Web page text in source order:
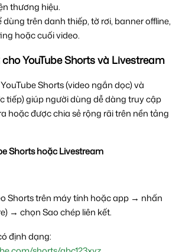
thương hiệu.
dùng trên danh thiếp, tờ rơi, banner offline,
hoặc cuối video.
YouTube Shorts và Livestream
Shorts (video ngắn dọc) và
tiếp) giúp người dùng dễ dàng truy cập
hoặc được chia sẻ rộng rãi trên nền tảng
Shorts hoặc Livestream
Shorts trên máy tính hoặc app → nhấn
→ chọn Sao chép liên kết.